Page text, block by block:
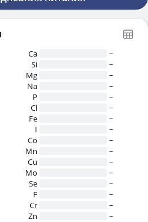
Ca
~
Si
~
Mg
~
Na
~
P
~
Cl
~
Fe
~
I
~
Co
~
Mn
~
Cu
~
Mo
~
Se
~
F
~
Cr
~
Zn
~